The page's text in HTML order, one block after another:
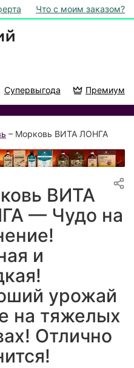
Что с моим заказом?
Супервыгода Премиум
– Морковь ВИТА ЛОНГА
ВИТА
— Чудо на
и
урожай
на тяжелых
Отлично